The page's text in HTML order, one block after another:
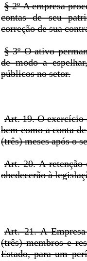
§ 2º A empresa
contas de seu
correção de sua
§ 3º O ativo
de modo a
públicos no setor.
Art. 19. O exercício
bem como a conta
(três) meses após o
Art. 20. A retenção
obedecerão à
Art. 21. A
(três) membros e
Estado, para um